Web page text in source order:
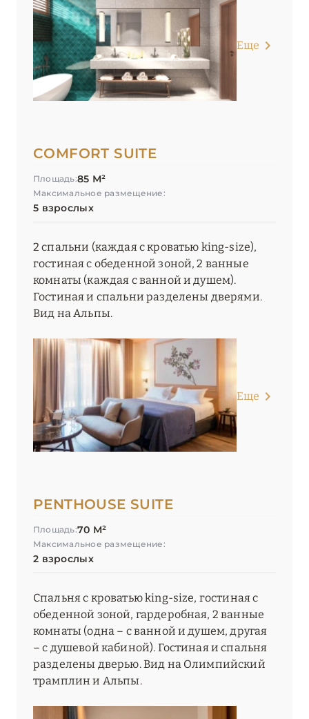
Еще
COMFORT SUITE
Площадь:85 М²
Максимальное размещение:
5 взрослых
2 спальни (каждая с кроватью king-size),
гостиная с обеденной зоной, 2 ванные
комнаты (каждая с ванной и душем).
Гостиная и спальни разделены дверями.
Вид на Альпы.
Еще
PENTHOUSE SUITE
Площадь:70 М²
Максимальное размещение:
2 взрослых
Спальня с кроватью king-size, гостиная с
обеденной зоной, гардеробная, 2 ванные
комнаты (одна – с ванной и душем, другая
– с душевой кабиной). Гостиная и спальня
разделены дверью. Вид на Олимпийский
трамплин и Альпы.